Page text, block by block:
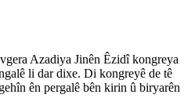
Azadiya Jinên Êzidî kongreya
li dar dixe. Di kongreyê de tê
ên pergalê bên kirin û biryarên